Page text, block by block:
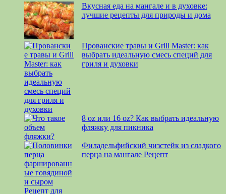
Вкусная еда на мангале и в духовке:
лучшие рецепты для природы и дома
Прованские травы и Grill Master: как
выбрать идеальную смесь специй для
гриля и духовки
8 oz или 16 oz? Как выбрать идеальную
фляжку для пикника
Филадельфийский чизстейк из сладкого
перца на мангале Рецепт